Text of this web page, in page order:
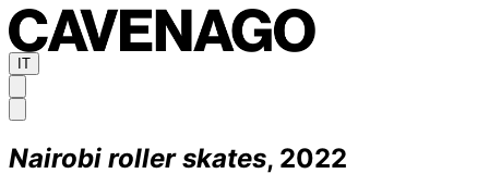
IT
Nairobi roller skates, 2022